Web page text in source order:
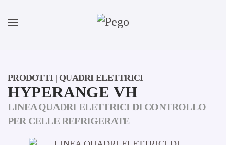
PRODOTTI | QUADRI ELETTRICI
HYPERANGE VH
LINEA QUADRI ELETTRICI DI CONTROLLO
PER CELLE REFRIGERATE